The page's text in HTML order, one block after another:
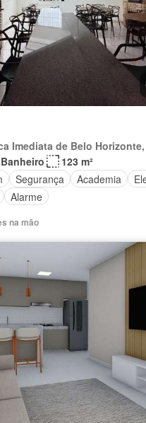
123 m²
Segurança Academia
Alarme
na mão